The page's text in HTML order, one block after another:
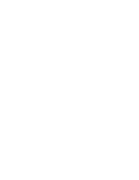
फिर से चंद्रमा के